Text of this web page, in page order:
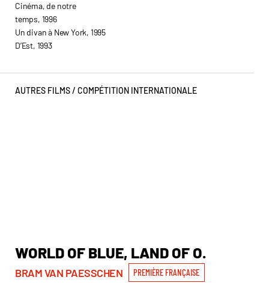
Cinéma, de notre
temps, 1996
Un divan à New York, 1995
D’Est, 1993
AUTRES FILMS / COMPÉTITION INTERNATIONALE
WORLD OF BLUE, LAND OF O.
BRAM VAN PAESSCHEN PREMIÈRE FRANÇAISE